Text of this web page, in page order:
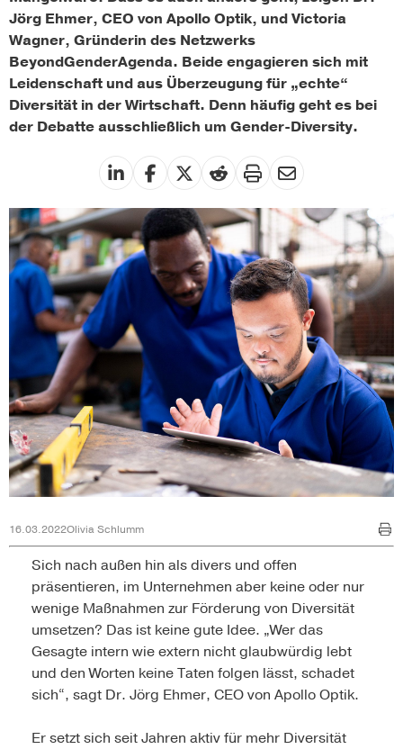
Jörg Ehmer, CEO von Apollo Optik, und Victoria
Wagner, Gründerin des Netzwerks
BeyondGenderAgenda. Beide engagieren sich mit
Leidenschaft und aus Überzeugung für „echte“
Diversität in der Wirtschaft. Denn häufig geht es bei
der Debatte ausschließlich um Gender-Diversity.
16.03.2022Olivia Schlumm
Sich nach außen hin als divers und offen
präsentieren, im Unternehmen aber keine oder nur
wenige Maßnahmen zur Förderung von Diversität
umsetzen? Das ist keine gute Idee. „Wer das
Gesagte intern wie extern nicht glaubwürdig lebt
und den Worten keine Taten folgen lässt, schadet
sich“, sagt Dr. Jörg Ehmer, CEO von Apollo Optik.
Er setzt sich seit Jahren aktiv für mehr Diversität